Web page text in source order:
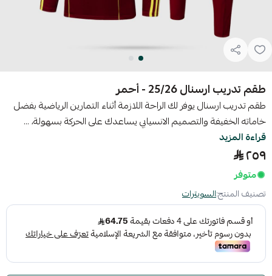
طقم تدريب ارسنال 25/26 - أحمر
طقم تدريب ارسنال يوفر لك الراحة اللازمة أثناء التمارين الرياضية بفضل
خاماته الخفيفة والتصميم الانسيابي يساعدك على الحركة بسهولة، ...
قراءة المزيد
٢٥٩
متوفر
تصنيف المنتج:السويترات